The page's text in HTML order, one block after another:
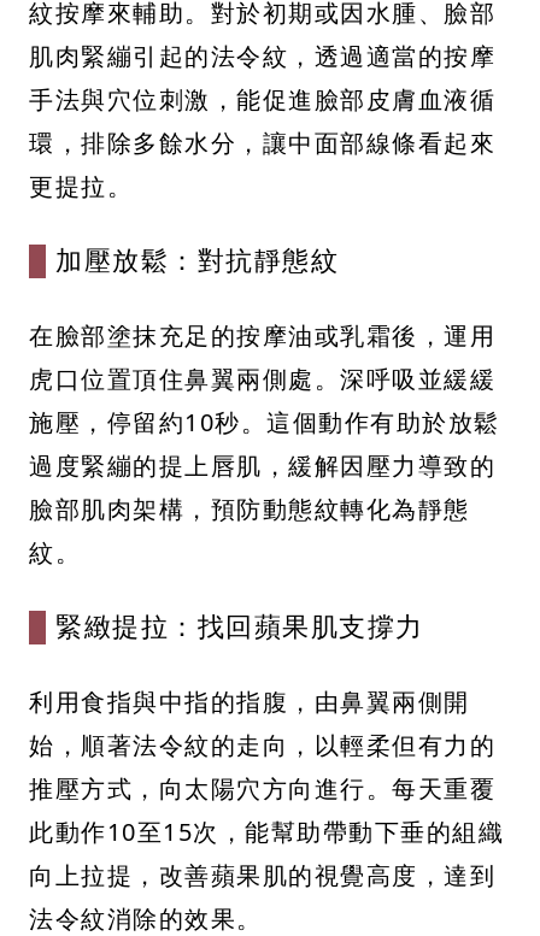
紋按摩來輔助。對於初期或因水腫、臉部
肌肉緊繃引起的法令紋，透過適當的按摩
手法與穴位刺激，能促進臉部皮膚血液循
環，排除多餘水分，讓中面部線條看起來
更提拉。
加壓放鬆：對抗靜態紋
在臉部塗抹充足的按摩油或乳霜後，運用
虎口位置頂住鼻翼兩側處。深呼吸並緩緩
施壓，停留約10秒。這個動作有助於放鬆
過度緊繃的提上唇肌，緩解因壓力導致的
臉部肌肉架構，預防動態紋轉化為靜態
紋。
緊緻提拉：找回蘋果肌支撐力
利用食指與中指的指腹，由鼻翼兩側開
始，順著法令紋的走向，以輕柔但有力的
推壓方式，向太陽穴方向進行。每天重覆
此動作10至15次，能幫助帶動下垂的組織
向上拉提，改善蘋果肌的視覺高度，達到
法令紋消除的效果。